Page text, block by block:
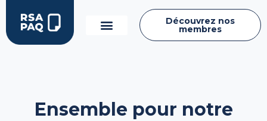
Découvrez nos
membres
Ensemble pour notre